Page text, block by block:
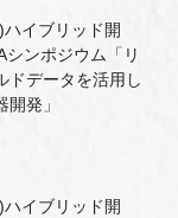
ハイブリッド開
シンポジウム「リ
ドデータを活用し
開発」
ハイブリッド開